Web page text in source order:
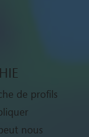
de profils
nous